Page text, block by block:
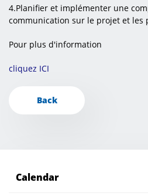
4.Planifier et implémenter une
communication sur le projet et les
Pour plus d'information
cliquez ICI
Back
Calendar